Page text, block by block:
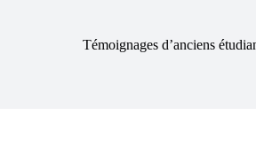
Témoignages d’anciens